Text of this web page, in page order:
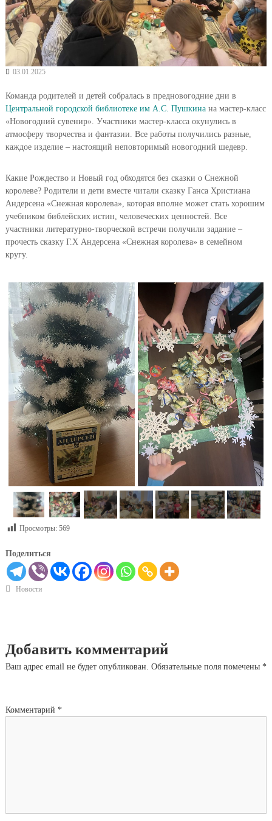
03.01.2025
Команда родителей и детей собралась в предновогодние дни в
Центральной городской библиотеке им А.С. Пушкинана мастер-класс
«Новогодний сувенир». Участники мастер-класса окунулись в
атмосферу творчества и фантазии. Все работы получились разные,
каждое изделие – настоящий неповторимый новогодний шедевр.
Какие Рождество и Новый год обходятся без сказки о Снежной
королеве? Родители и дети вместе читали сказку Ганса Христиана
Андерсена «Снежная королева», которая вполне может стать хорошим
учебником библейских истин, человеческих ценностей. Все
участники литературно-творческой встречи получили задание –
прочесть сказку Г.Х Андерсена «Снежная королева» в семейном
кругу.
Просмотры: 569
Поделиться
Новости
Добавить комментарий
Ваш адрес email не будет опубликован. Обязательные поля помечены *
Комментарий *